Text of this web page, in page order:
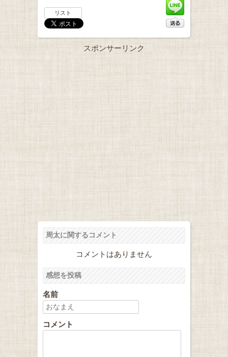
リスト
スポンサーリンク
周太に関するコメント
コメントはありません
感想を投稿
名前
コメント